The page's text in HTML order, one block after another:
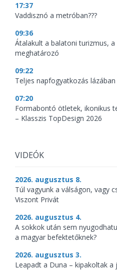
17:37
Vaddisznó a metróban???
09:36
Átalakult a balatoni turizmus,
meghatározó
09:22
Teljes napfogyatkozás
07:20
Formabontó ötletek, ikonikus
– Klasszis TopDesign 2026
VIDEÓK
2026. augusztus 8.
Túl vagyunk a válságon, vagy
Viszont Privát
2026. augusztus 4.
A sokkok után sem
a magyar befektetőknek?
2026. augusztus 3.
Leapadt a Duna – kipakoltak a